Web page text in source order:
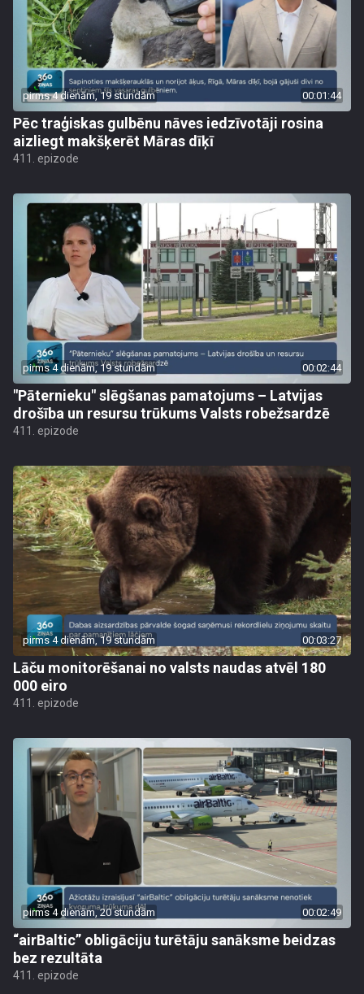
pirms 4 dienām, 19 stundām 00:01:44
Pēc traģiskas gulbēnu nāves iedzīvotāji rosina
aizliegt makšķerēt Māras dīķī
411. epizode
pirms 4 dienām, 19 stundām 00:02:44
"Pāternieku" slēgšanas pamatojums – Latvijas
drošība un resursu trūkums Valsts robežsardzē
411. epizode
pirms 4 dienām, 19 stundām 00:03:27
Lāču monitorēšanai no valsts naudas atvēl 180
000 eiro
411. epizode
pirms 4 dienām, 20 stundām 00:02:49
“airBaltic” obligāciju turētāju sanāksme beidzas
bez rezultāta
411. epizode